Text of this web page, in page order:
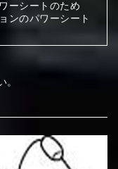
⑨Pink
③Red
。
③Light gray
ーシートのため
ンのパワーシート
。